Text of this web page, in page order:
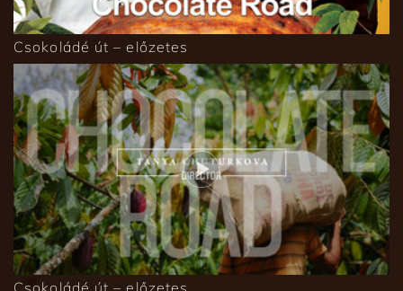
Csokoládé út – előzetes